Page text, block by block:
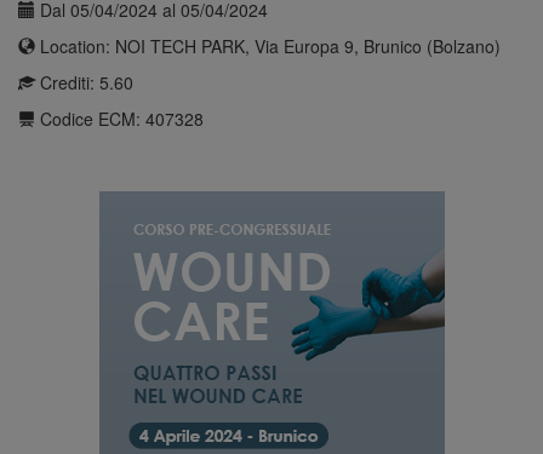
Dal 05/04/2024 al 05/04/2024
Location: NOI TECH PARK, Via Europa 9, Brunico (Bolzano)
Crediti: 5.60
Codice ECM: 407328